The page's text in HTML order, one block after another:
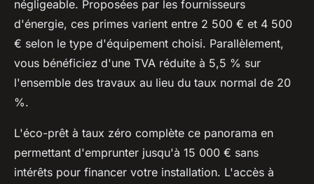
négligeable. Proposées par les fournisseurs
d'énergie, ces primes varient entre 2 500 € et 4 500
€ selon le type d'équipement choisi. Parallèlement,
vous bénéficiez d'une TVA réduite à 5,5 % sur
l'ensemble des travaux au lieu du taux normal de 20
%.
L'éco-prêt à taux zéro complète ce panorama en
permettant d'emprunter jusqu'à 15 000 € sans
intérêts pour financer votre installation. L'accès à